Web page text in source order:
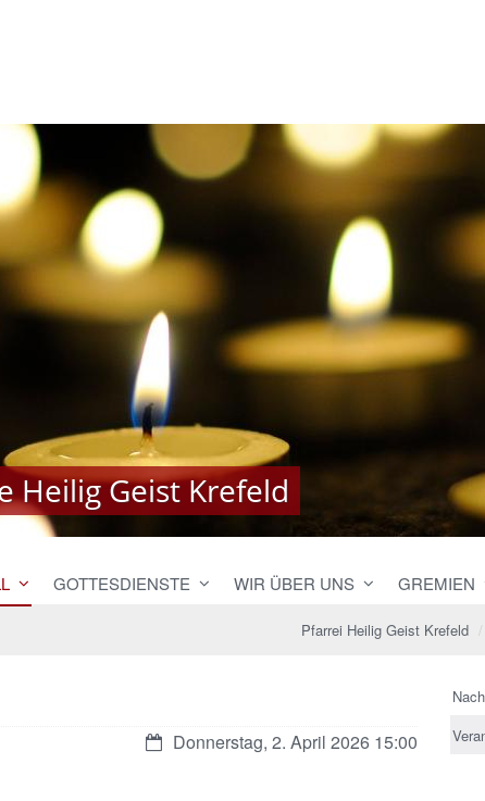
Heilig Geist Krefeld
Heilig Geist Krefeld
GOTTESDIENSTE WIR ÜBER UNS GREMIEN
Pfarrei Heilig Geist Krefeld
Datum:Donnerstag, 2. April 2026 15:00